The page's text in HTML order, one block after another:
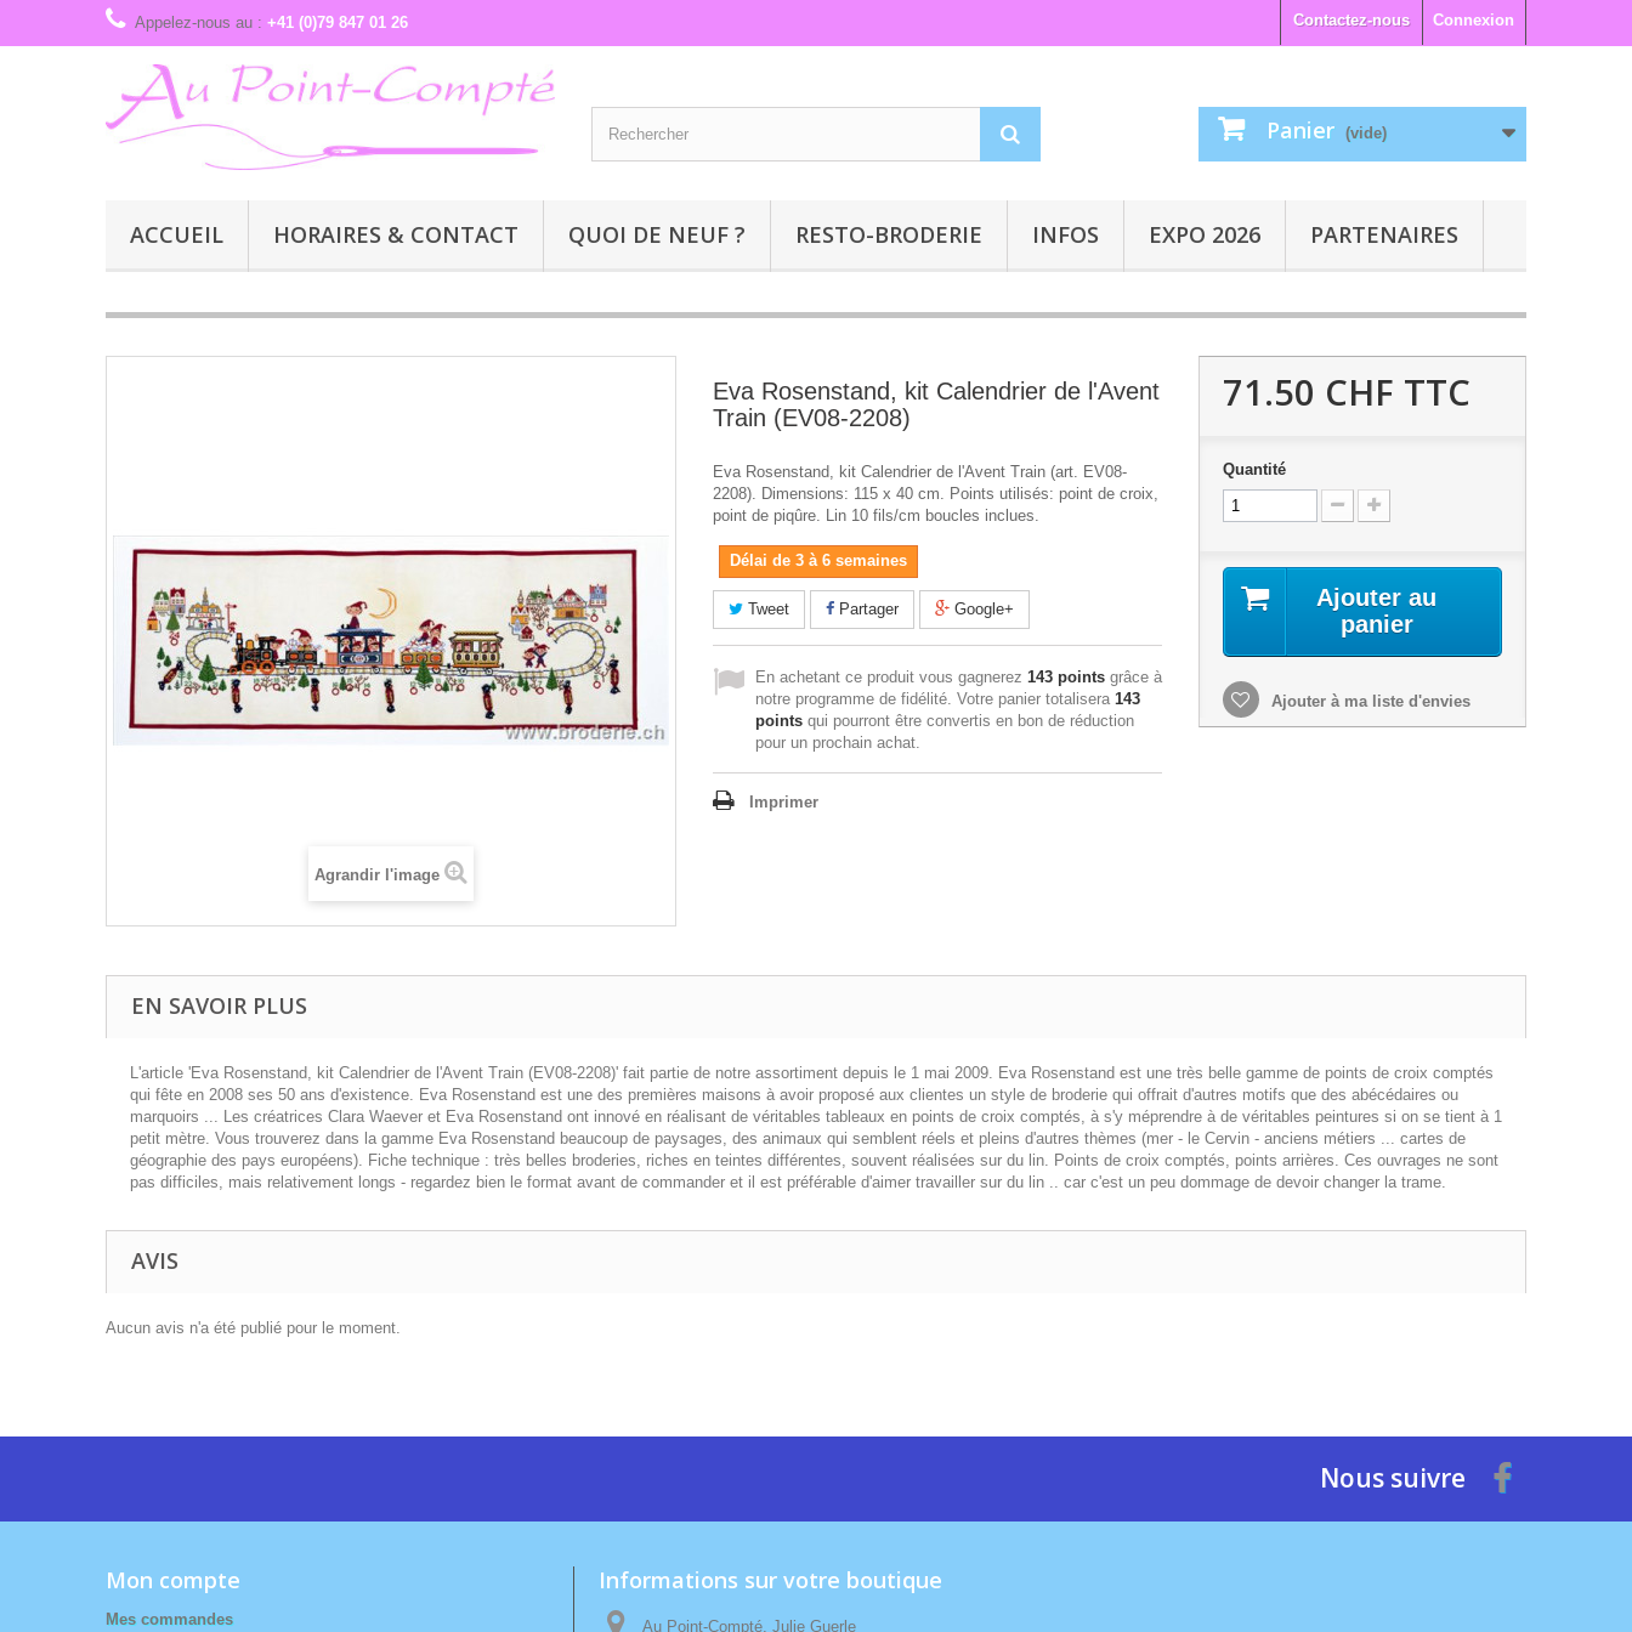
Connexion
Contactez-nous
Appelez-nous au : +41 (0)79 847 01 26
Panier (vide)
ACCUEIL HORAIRES & CONTACT QUOI DE NEUF ? RESTO-BRODERIE INFOS EXPO 2026 PARTENAIRES
Agrandir l'image
Eva Rosenstand, kit Calendrier de l'Avent
Train (EV08-2208)
Eva Rosenstand, kit Calendrier de l'Avent Train (art. EV08-
2208). Dimensions: 115 x 40 cm. Points utilisés: point de croix,
point de piqûre. Lin 10 fils/cm boucles inclues.
Délai de 3 à 6 semaines
Tweet Partager Google+
En achetant ce produit vous gagnerez 143 points grâce à
notre programme de fidélité. Votre panier totalisera 143
points qui pourront être convertis en bon de réduction
pour un prochain achat.
Imprimer
71.50 CHF TTC
Quantité
Ajouter au
panier
Ajouter à ma liste d'envies
EN SAVOIR PLUS
L'article 'Eva Rosenstand, kit Calendrier de l'Avent Train (EV08-2208)' fait partie de notre assortiment depuis le 1 mai 2009. Eva Rosenstand est une très belle gamme de points de croix comptés
qui fête en 2008 ses 50 ans d'existence. Eva Rosenstand est une des premières maisons à avoir proposé aux clientes un style de broderie qui offrait d'autres motifs que des abécédaires ou
marquoirs ... Les créatrices Clara Waever et Eva Rosenstand ont innové en réalisant de véritables tableaux en points de croix comptés, à s'y méprendre à de véritables peintures si on se tient à 1
petit mètre. Vous trouverez dans la gamme Eva Rosenstand beaucoup de paysages, des animaux qui semblent réels et pleins d'autres thèmes (mer - le Cervin - anciens métiers ... cartes de
géographie des pays européens). Fiche technique : très belles broderies, riches en teintes différentes, souvent réalisées sur du lin. Points de croix comptés, points arrières. Ces ouvrages ne sont
pas difficiles, mais relativement longs - regardez bien le format avant de commander et il est préférable d'aimer travailler sur du lin .. car c'est un peu dommage de devoir changer la trame.
AVIS
Aucun avis n'a été publié pour le moment.
Nous suivre
Mon compte
Mes commandes
Informations sur votre boutique
Au Point-Compté, Julie Guerle